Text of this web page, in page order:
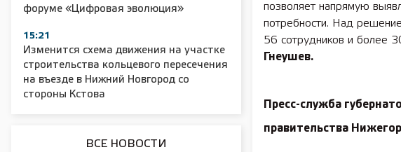
форуме «Цифровая эволюция»
15:21
Изменится схема движения на участке
строительства кольцевого пересечения
на въезде в Нижний Новгород со
стороны Кстова
ВСЕ НОВОСТИ
позволяет напрямую
потребности. Над
56 сотрудников и более
Гнеушев.
Пресс-служба
правительства